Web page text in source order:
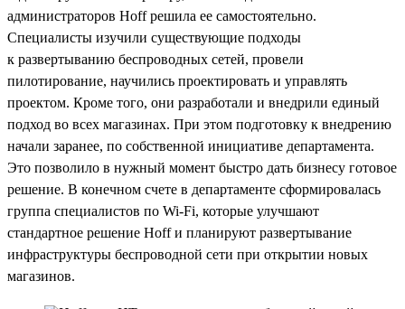
администраторов Hoff решила ее самостоятельно.
Специалисты изучили существующие подходы
к развертыванию беспроводных сетей, провели
пилотирование, научились проектировать и управлять
проектом. Кроме того, они разработали и внедрили единый
подход во всех магазинах. При этом подготовку к внедрению
начали заранее, по собственной инициативе департамента.
Это позволило в нужный момент быстро дать бизнесу готовое
решение. В конечном счете в департаменте сформировалась
группа специалистов по Wi-Fi, которые улучшают
стандартное решение Hoff и планируют развертывание
инфраструктуры беспроводной сети при открытии новых
магазинов.